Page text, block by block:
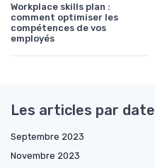
Workplace skills plan :
comment optimiser les
compétences de vos
employés
Les articles par date
Septembre 2023
Novembre 2023